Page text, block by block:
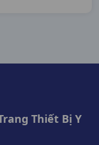
Thiết Bị Y